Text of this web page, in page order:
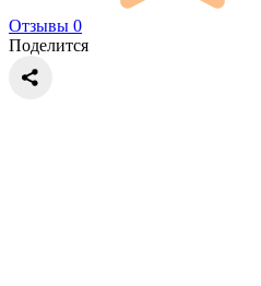
Отзывы 0
Поделится